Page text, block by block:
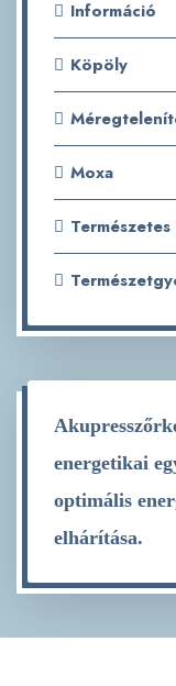
Információ
Köpöly
Moxa
energetikai
optimális
elhárítása.